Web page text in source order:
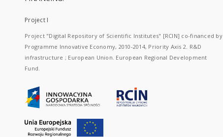
Project I
Project "Digital Repository of Scientific Institutes" [RCIN] co-financed by
Programme Innovative Economy, 2010-2014, Priority Axis 2. R&D
infrastructure ; European Union. European Regional Development
Fund.